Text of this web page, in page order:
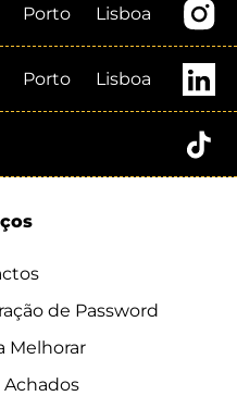
Porto Lisboa
Porto Lisboa
de Password
Melhorar
Achados